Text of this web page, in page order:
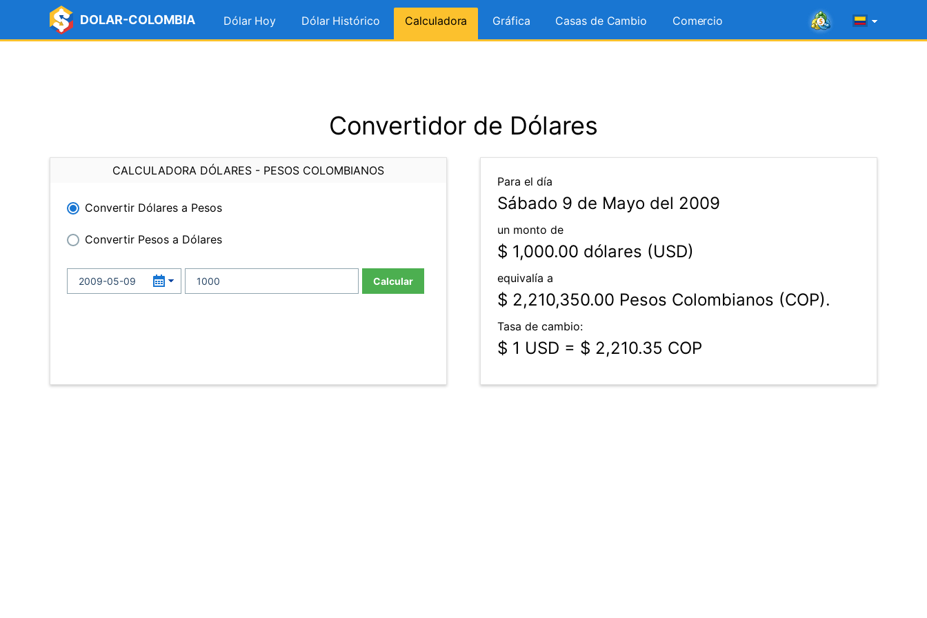
DOLAR-COLOMBIA Dólar Hoy Dólar Histórico Calculadora Gráfica Casas de Cambio Comercio
Convertidor de Dólares
CALCULADORA DÓLARES - PESOS COLOMBIANOS
Convertir Dólares a Pesos
Convertir Pesos a Dólares
Calcular
Para el día
Sábado 9 de Mayo del 2009
un monto de
$ 1,000.00 dólares (USD)
equivalía a
$ 2,210,350.00 Pesos Colombianos (COP).
Tasa de cambio:
$ 1 USD = $ 2,210.35 COP